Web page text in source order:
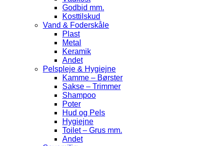
Godbid mm.
Kosttilskud
Vand & Foderskåle
Plast
Metal
Keramik
Andet
Pelspleje & Hygiejne
Kamme – Børster
Sakse – Trimmer
Shampoo
Poter
Hud og Pels
Hygiejne
Toilet – Grus mm.
Andet